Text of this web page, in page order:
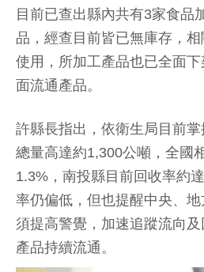
目前已查出縣內共有3家食品
品，經查目前皆已無庫存，
使用，所加工產品也已全面
面流通產品。
許縣長指出，依衛生局目前
總量高達約1,300公噸，全國
1.3%，南投縣目前回收率約
率仍偏低，但也提醒中央、
須提高警覺，加速追蹤流向
產品持續流通。